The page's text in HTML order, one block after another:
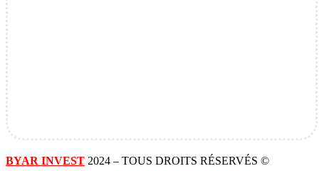
BYAR INVEST 2024 – TOUS DROITS RÉSERVÉS ©